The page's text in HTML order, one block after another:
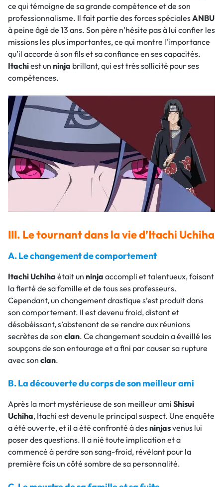
ce qui témoigne de sa grande compétence et de son
professionnalisme. Il fait partie des forces spécialesANBU
à peine âgé de 13 ans. Son père n’hésite pas à lui confier les
missions les plus importantes, ce qui montre l’importance
qu’il accorde à son fils et sa confiance en ses capacités.
Itachiest un ninja brillant, qui est très sollicité pour ses
compétences.
III. Le tournant dans la vie d’Itachi Uchiha
A. Le changement de comportement
Itachi Uchiha était un ninja accompli et talentueux, faisant
la fierté de sa famille et de tous ses professeurs.
Cependant, un changement drastique s’est produit dans
son comportement. Il est devenu froid, distant et
désobéissant, s’abstenant de se rendre aux réunions
secrètes de son clan. Ce changement soudain a éveillé les
soupçons de son entourage et a fini par causer sa rupture
avec son clan.
B. La découverte du corps de son meilleur ami
Après la mort mystérieuse de son meilleur ami Shisui
Uchiha, Itachi est devenu le principal suspect. Une enquête
a été ouverte, et il a été confronté à desninjasvenus lui
poser des questions. Il a nié toute implication et a
commencé à perdre son sang-froid, révélant pour la
première fois un côté sombre de sa personnalité.